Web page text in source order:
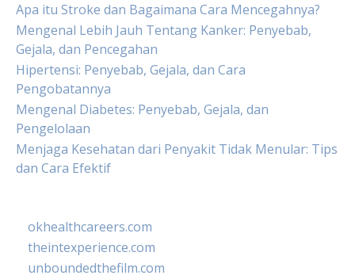
Apa itu Stroke dan Bagaimana Cara Mencegahnya?
Mengenal Lebih Jauh Tentang Kanker: Penyebab,
Gejala, dan Pencegahan
Hipertensi: Penyebab, Gejala, dan Cara
Pengobatannya
Mengenal Diabetes: Penyebab, Gejala, dan
Pengelolaan
Menjaga Kesehatan dari Penyakit Tidak Menular: Tips
dan Cara Efektif
okhealthcareers.com
theintexperience.com
unboundedthefilm.com